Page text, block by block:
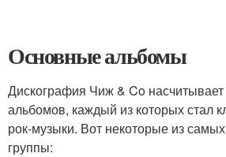
Основные альбомы
Дискография Чиж & Co
альбомов, каждый из которых стал
рок-музыки. Вот некоторые из
группы: